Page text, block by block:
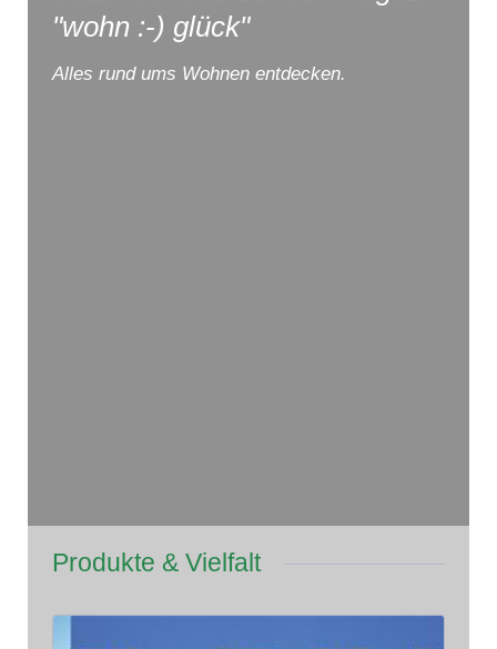
"wohn :-) glück"
Alles rund ums Wohnen entdecken.
Produkte & Vielfalt